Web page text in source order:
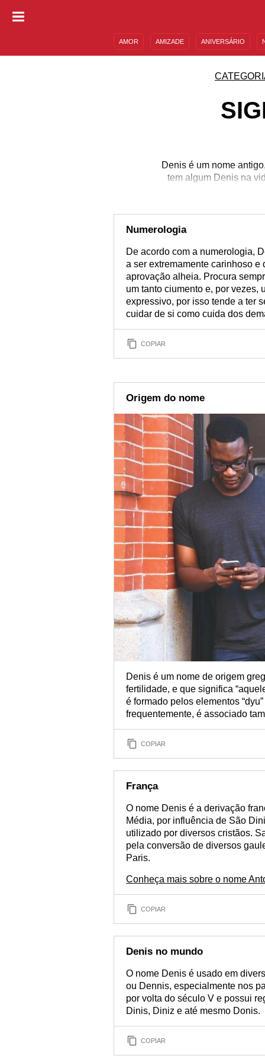
AMOR AMIZADE ANIVERSÁRIO
Denis é um nome
tem algum Denis na
seus dramas e
você conhece um
Numerologia
De acordo com a numerologia,
a ser extremamente carinhoso
aprovação alheia. Procura
um tanto ciumento e, por vezes,
expressivo, por isso tende a ter
cuidar de si como cuida dos
COPIAR
Origem do nome
Denis é um nome de origem
fertilidade, e que significa
é formado pelos elementos
frequentemente, é associado
COPIAR
França
O nome Denis é a derivação
Média, por influência de São
utilizado por diversos cristãos.
pela conversão de diversos
Paris.
Conheça mais sobre o nome
COPIAR
Denis no mundo
O nome Denis é usado em
ou Dennis, especialmente nos
por volta do século V e possui
Dinis, Diniz e até mesmo Donis.
COPIAR